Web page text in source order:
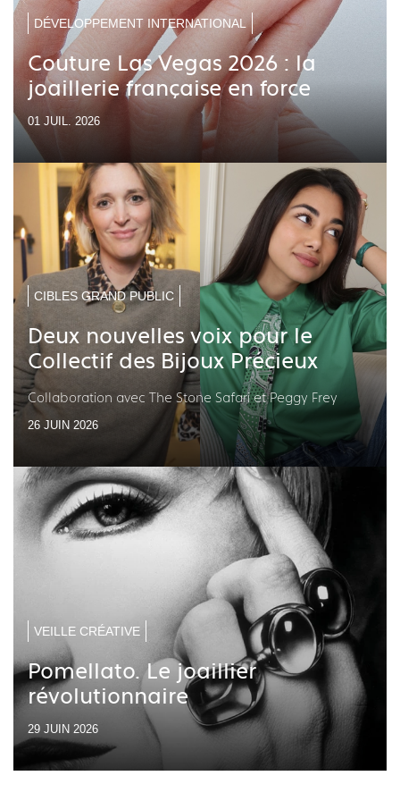
DÉVELOPPEMENT INTERNATIONAL
Couture Las Vegas 2026 : la
joaillerie française en force
01 JUIL. 2026
CIBLES GRAND PUBLIC
Deux nouvelles voix pour le
Collectif des Bijoux Précieux
Collaboration avec The Stone Safari et Peggy Frey
26 JUIN 2026
VEILLE CRÉATIVE
Pomellato. Le joaillier
révolutionnaire
29 JUIN 2026